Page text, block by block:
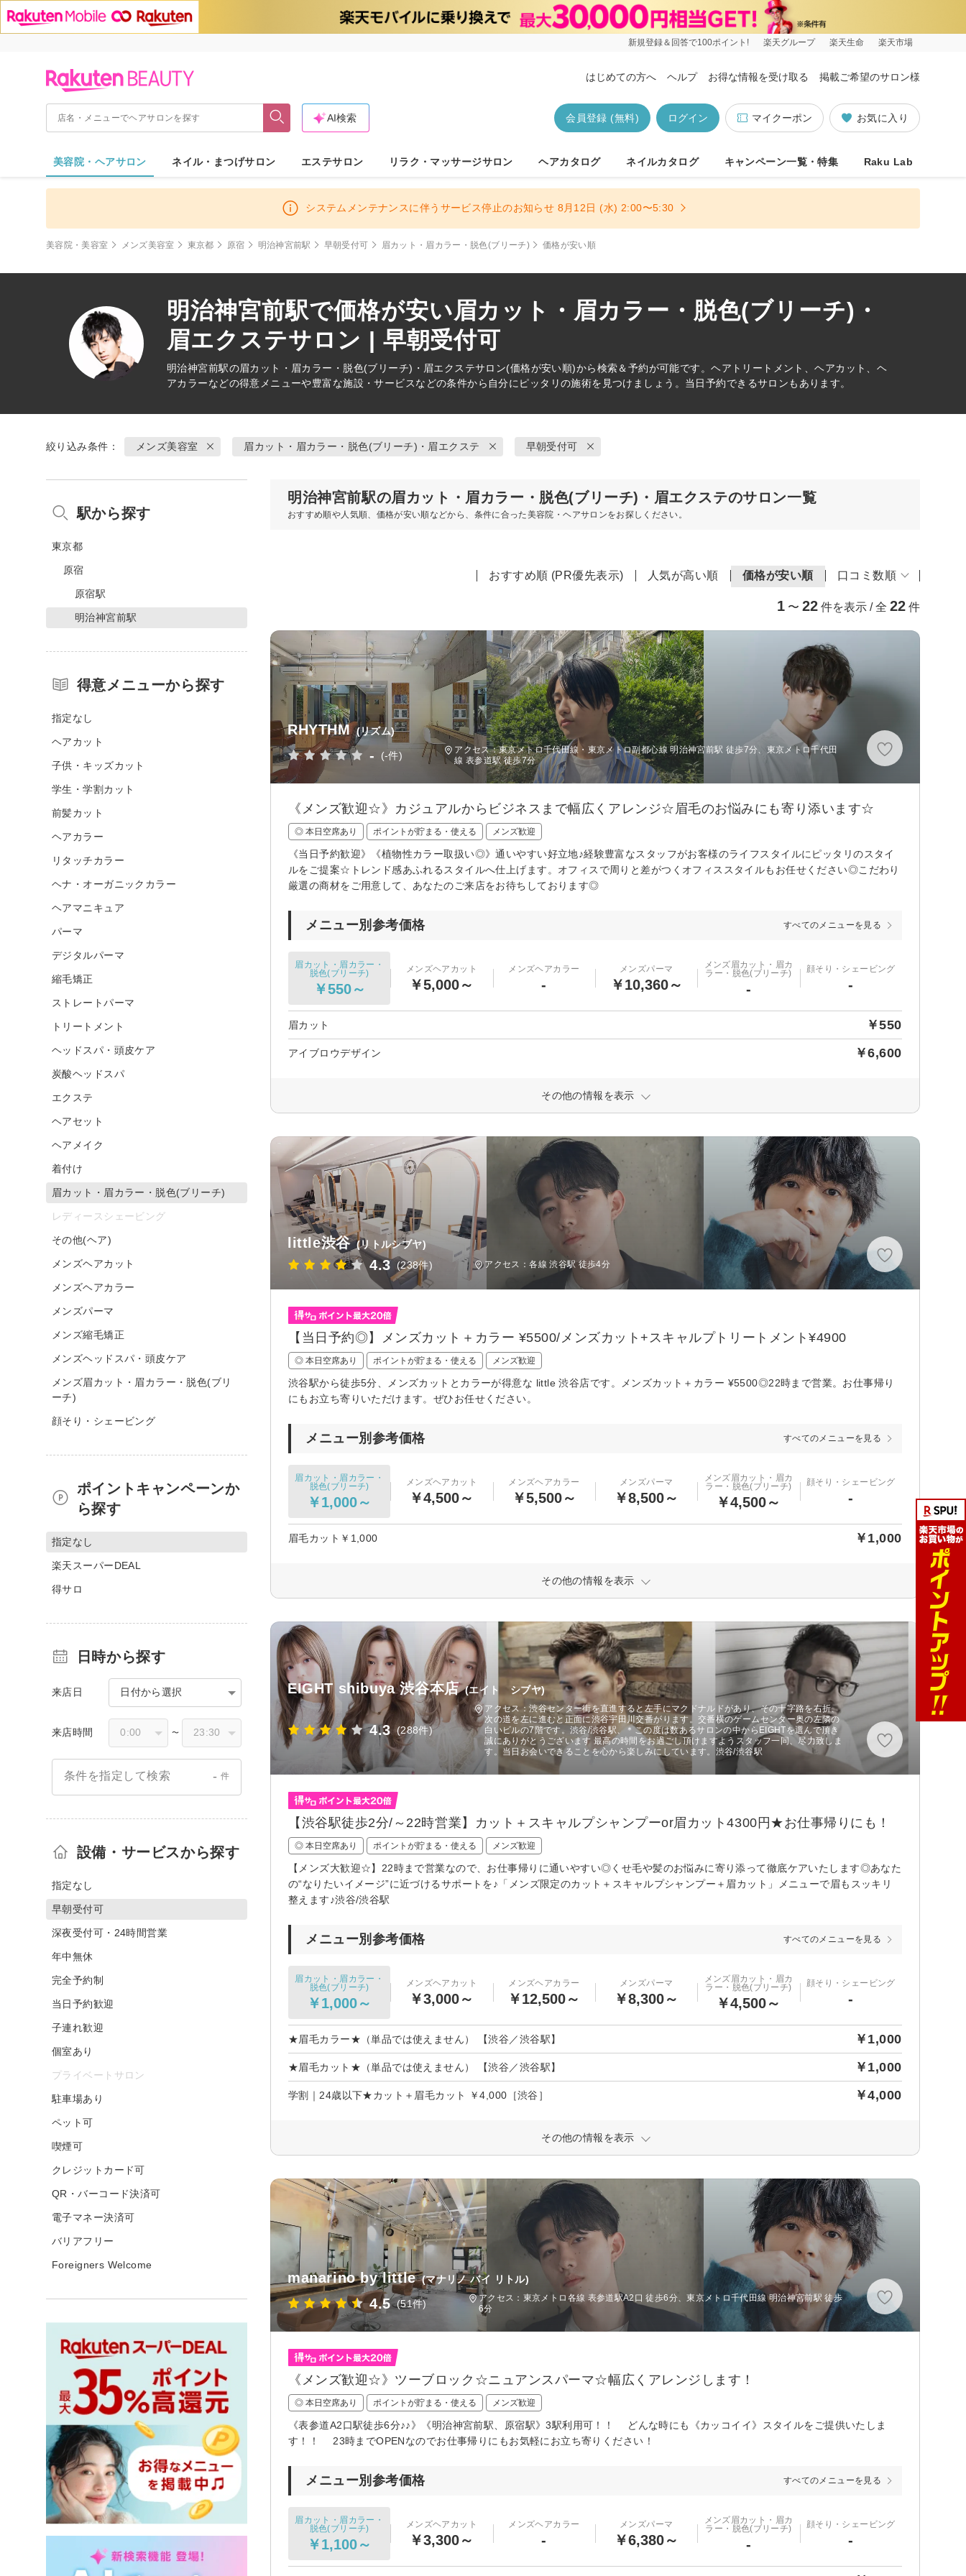
新規登録＆回答で100ポイント! 楽天グループ 楽天生命 楽天市場
はじめての方へ ヘルプ お得な情報を受け取る 掲載ご希望のサロン様
お気に入り
マイクーポン
ログイン
会員登録 (無料)
AI検索
美容院・ヘアサロン ネイル・まつげサロン エステサロン リラク・マッサージサロン ヘアカタログ ネイルカタログ キャンペーン一覧・特集 Raku Lab
システムメンテナンスに伴うサービス停止のお知らせ 8月12日 (水) 2:00〜5:30
美容院・美容室 メンズ美容室 東京都 原宿 明治神宮前駅 早朝受付可 眉カット・眉カラー・脱色(ブリーチ) 価格が安い順
明治神宮前駅で価格が安い眉カット・眉カラー・脱色(ブリーチ)・
眉エクステサロン | 早朝受付可
明治神宮前駅の眉カット・眉カラー・脱色(ブリーチ)・眉エクステサロン(価格が安い順)から検索＆予約が可能です。ヘアトリートメント、ヘアカット、ヘ
アカラーなどの得意メニューや豊富な施設・サービスなどの条件から自分にピッタリの施術を見つけましょう。当日予約できるサロンもあります。
絞り込み条件： メンズ美容室 眉カット・眉カラー・脱色(ブリーチ)・眉エクステ 早朝受付可
明治神宮前駅の眉カット・眉カラー・脱色(ブリーチ)・眉エクステのサロン一覧
おすすめ順や人気順、価格が安い順などから、条件に合った美容院・ヘアサロンをお探しください。
おすすめ順 (PR優先表示) 人気が高い順 価格が安い順 口コミ数順
1 〜 22 件を表示 / 全 22 件
RHYTHM (リズム)
- (-件)
アクセス：東京メトロ千代田線・東京メトロ副都心線 明治神宮前駅 徒歩7分、東京メトロ千代田
線 表参道駅 徒歩7分
《メンズ歓迎☆》カジュアルからビジネスまで幅広くアレンジ☆眉毛のお悩みにも寄り添います☆
◎ 本日空席あり ポイントが貯まる・使える メンズ歓迎
《当日予約歓迎》《植物性カラー取扱い◎》通いやすい好立地♪経験豊富なスタッフがお客様のライフスタイルにピッタリのスタイ
ルをご提案☆トレンド感あふれるスタイルへ仕上げます。オフィスで周りと差がつくオフィススタイルもお任せください◎こだわり
厳選の商材をご用意して、あなたのご来店をお待ちしております◎
メニュー別参考価格 すべてのメニューを見る
眉カット・眉カラー・
脱色(ブリーチ)
￥550～
メンズヘアカット
￥5,000～
メンズヘアカラー
-
メンズパーマ
￥10,360～
メンズ眉カット・眉カ
ラー・脱色(ブリーチ)
-
顔そり・シェービング
-
眉カット ￥550
アイブロウデザイン ￥6,600
その他の情報を表示
little渋谷 (リトルシブヤ)
4.3 (238件) アクセス：各線 渋谷駅 徒歩4分
【当日予約◎】メンズカット＋カラー ¥5500/メンズカット+スキャルプトリートメント¥4900
◎ 本日空席あり ポイントが貯まる・使える メンズ歓迎
渋谷駅から徒歩5分、メンズカットとカラーが得意な little 渋谷店です。メンズカット＋カラー ¥5500◎22時まで営業。お仕事帰り
にもお立ち寄りいただけます。ぜひお任せください。
メニュー別参考価格 すべてのメニューを見る
眉カット・眉カラー・
脱色(ブリーチ)
￥1,000～
メンズヘアカット
￥4,500～
メンズヘアカラー
￥5,500～
メンズパーマ
￥8,500～
メンズ眉カット・眉カ
ラー・脱色(ブリーチ)
￥4,500～
顔そり・シェービング
-
眉毛カット￥1,000 ￥1,000
その他の情報を表示
EIGHT shibuya 渋谷本店 (エイト シブヤ)
4.3 (288件)
アクセス：渋谷センター街を直進すると左手にマクドナルドがあり、その十字路を右折、
次の道を左に進むと正面に渋谷宇田川交番がります。交番横のゲームセンター奥の左隣の
白いビルの7階です。渋谷/渋谷駅、＊この度は数あるサロンの中からEIGHTを選んで頂き
誠にありがとうございます 最高の時間をお過ごし頂けますようスタッフ一同、尽力致しま
す。当日お会いできることを心から楽しみにしています。渋谷/渋谷駅
【渋谷駅徒歩2分/～22時営業】カット＋スキャルプシャンプーor眉カット4300円★お仕事帰りにも！
◎ 本日空席あり ポイントが貯まる・使える メンズ歓迎
【メンズ大歓迎☆】22時まで営業なので、お仕事帰りに通いやすい◎くせ毛や髪のお悩みに寄り添って徹底ケアいたします◎あなた
の“なりたいイメージ”に近づけるサポートを♪「メンズ限定のカット＋スキャルプシャンプー＋眉カット」メニューで眉もスッキリ
整えます♪渋谷/渋谷駅
メニュー別参考価格 すべてのメニューを見る
眉カット・眉カラー・
脱色(ブリーチ)
￥1,000～
メンズヘアカット
￥3,000～
メンズヘアカラー
￥12,500～
メンズパーマ
￥8,300～
メンズ眉カット・眉カ
ラー・脱色(ブリーチ)
￥4,500～
顔そり・シェービング
-
★眉毛カラー★（単品では使えません） 【渋谷／渋谷駅】 ￥1,000
★眉毛カット★（単品では使えません） 【渋谷／渋谷駅】 ￥1,000
学割｜24歳以下★カット＋眉毛カット ￥4,000［渋谷］ ￥4,000
その他の情報を表示
manarino by little (マナリノ バイ リトル)
4.5 (51件)
アクセス：東京メトロ各線 表参道駅A2口 徒歩6分、東京メトロ千代田線 明治神宮前駅 徒歩
6分
《メンズ歓迎☆》ツーブロック☆ニュアンスパーマ☆幅広くアレンジします！
◎ 本日空席あり ポイントが貯まる・使える メンズ歓迎
《表参道A2口駅徒歩6分♪♪》《明治神宮前駅、原宿駅》3駅利用可！！ どんな時にも《カッコイイ》スタイルをご提供いたしま
す！！ 23時までOPENなのでお仕事帰りにもお気軽にお立ち寄りください！
メニュー別参考価格 すべてのメニューを見る
眉カット・眉カラー・
脱色(ブリーチ)
￥1,100～
メンズヘアカット
￥3,300～
メンズヘアカラー
-
メンズパーマ
￥6,380～
メンズ眉カット・眉カ
ラー・脱色(ブリーチ)
-
顔そり・シェービング
-
駅から探す
東京都
原宿
原宿駅
明治神宮前駅
得意メニューから探す
指定なし
ヘアカット
子供・キッズカット
学生・学割カット
前髪カット
ヘアカラー
リタッチカラー
ヘナ・オーガニックカラー
ヘアマニキュア
パーマ
デジタルパーマ
縮毛矯正
ストレートパーマ
トリートメント
ヘッドスパ・頭皮ケア
炭酸ヘッドスパ
エクステ
ヘアセット
ヘアメイク
着付け
眉カット・眉カラー・脱色(ブリーチ)
レディースシェービング
その他(ヘア)
メンズヘアカット
メンズヘアカラー
メンズパーマ
メンズ縮毛矯正
メンズヘッドスパ・頭皮ケア
メンズ眉カット・眉カラー・脱色(ブリ
ーチ)
顔そり・シェービング
ポイントキャンペーンか
ら探す
指定なし
楽天スーパーDEAL
得サロ
日時から探す
来店日 日付から選択
来店時間 〜
条件を指定して検索 - 件
設備・サービスから探す
指定なし
早朝受付可
深夜受付可・24時間営業
年中無休
完全予約制
当日予約歓迎
子連れ歓迎
個室あり
プライベートサロン
駐車場あり
ペット可
喫煙可
クレジットカード可
QR・バーコード決済可
電子マネー決済可
バリアフリー
Foreigners Welcome